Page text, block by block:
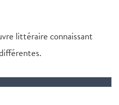
littéraire connaissant